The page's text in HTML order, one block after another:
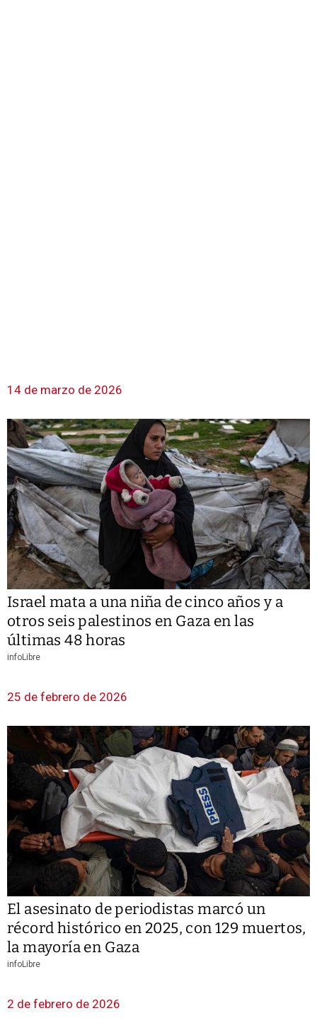
14 de marzo de 2026
Israel mata a una niña de cinco años y a
otros seis palestinos en Gaza en las
últimas 48 horas
infoLibre
25 de febrero de 2026
El asesinato de periodistas marcó un
récord histórico en 2025, con 129 muertos,
la mayoría en Gaza
infoLibre
2 de febrero de 2026